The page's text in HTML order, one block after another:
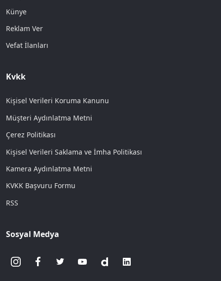
Künye
Reklam Ver
Vefat İlanları
Kvkk
Kişisel Verileri Koruma Kanunu
Müşteri Aydınlatma Metni
Çerez Politikası
Kişisel Verileri Saklama ve İmha Politikası
Kamera Aydınlatma Metni
KVKK Başvuru Formu
RSS
Sosyal Medya